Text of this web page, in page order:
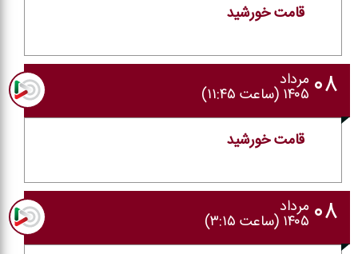
قامت خورشید
۰۸ مرداد
۱۴۰۵ (ساعت ۱۱:۴۵)
قامت خورشید
۰۸ مرداد
۱۴۰۵ (ساعت ۳:۱۵)